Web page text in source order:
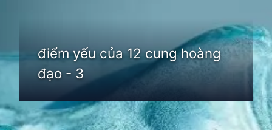
điểm yếu của 12 cung hoàng
đạo - 3